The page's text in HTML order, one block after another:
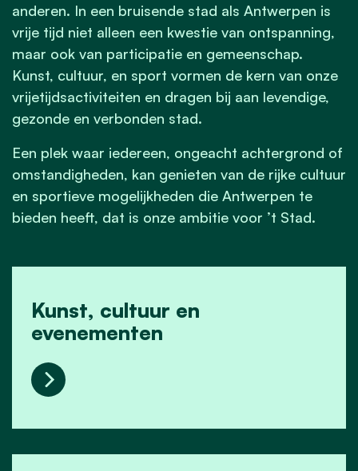
anderen. In een bruisende stad als Antwerpen is
vrije tijd niet alleen een kwestie van ontspanning,
maar ook van participatie en gemeenschap.
Kunst, cultuur, en sport vormen de kern van onze
vrijetijdsactiviteiten en dragen bij aan levendige,
gezonde en verbonden stad.
Een plek waar iedereen, ongeacht achtergrond of
omstandigheden, kan genieten van de rijke cultuur
en sportieve mogelijkheden die Antwerpen te
bieden heeft, dat is onze ambitie voor ’t Stad.
Kunst, cultuur en
evenementen
Kunst, cultuur en evenementen